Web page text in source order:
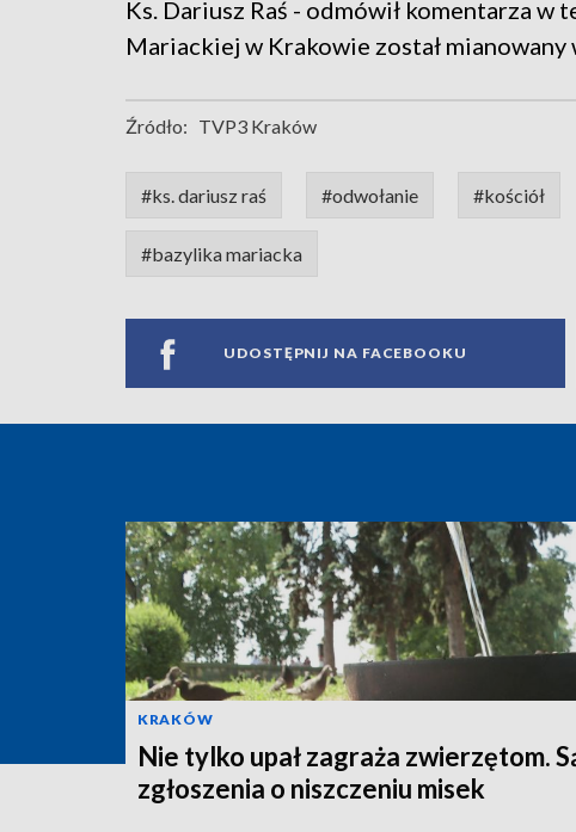
Ks. Dariusz Raś - odmówił komentarza w
Mariackiej w Krakowie został mianowany
Źródło: TVP3 Kraków
#ks. dariusz raś #odwołanie #kościół
#bazylika mariacka
UDOSTĘPNIJ NA FACEBOOKU
KRAKÓW
Nie tylko upał zagraża zwierzętom.
zgłoszenia o niszczeniu misek